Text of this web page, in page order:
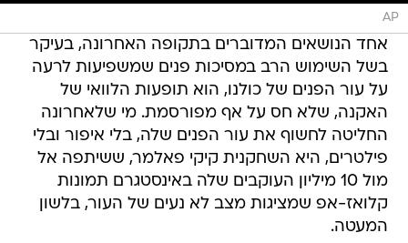
AP
אחד הנושאים המדוברים בתקופה האחרונה, בעיקר
בשל השימוש הרב במסיכות פנים שמשפיעות לרעה
על עור הפנים של כולנו, הוא תופעות הלוואי של
האקנה, שלא חס על אף מפורסמת. מי שלאחרונה
החליטה לחשוף את עור הפנים שלה, בלי איפור ובלי
פילטרים, היא השחקנית קיקי פאלמר, ששיתפה אל
מול 10 מיליון העוקבים שלה באינסטגרם תמונות
קלואז-אפ שמציגות מצב לא נעים של העור, בלשון
המעטה.